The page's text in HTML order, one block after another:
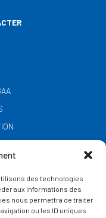
des technologies
aux informations des
nous permettra de traiter
ou les ID uniques